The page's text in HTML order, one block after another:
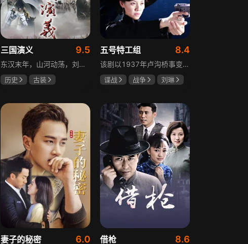
三国演义 9.5
东汉末年，山河动荡，刘汉王朝气数将尽。内有十常侍颠倒黑白、祸乱朝纲，外有张氏兄弟高呼“苍天已死，黄巾当立”的口号，掀起浩大的农民起义，一时间狼烟四起，刘家朝廷宛如大厦将倾，岌岌可危。正所谓乱世出英雄，曹操、公孙瓒、袁术、袁绍、吕布、刘备、孙策、关羽、张飞、诸葛亮等各路豪杰不断涌现，从群雄逐鹿到赤壁之战，从魏蜀吴三国鼎立到三分归一统，波澜壮阔的三国时代的大幕缓缓拉开，本片根据中国古典名著《三国演义》改编。
历史
古装
五号特工组 8.4
该剧以1937年卢沟桥事变后的上海为背景，讲述中共地下党员欧阳剑平召集海外同学组成特工组的故事。组员涵盖情报、密码、爆破、神偷等领域人才，他们以法租界上流社会身份为掩护，与日军特高课、汪伪76号等势力展开较量，屡屡涉险却最终完成任务。剧集以真实史料为基础，展现了抗日时期地下工作者的智勇无畏与家国情怀。
谍战 战争
刘琳
妻子的秘密 6.0 借枪 8.6